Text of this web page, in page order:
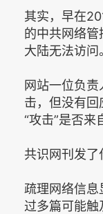
其实，早在
的中共网络管
大陆无法访问
网站一位负
击，但没有
“攻击”是否来
共识网刊发了
疏理网络信息
过多篇可能触